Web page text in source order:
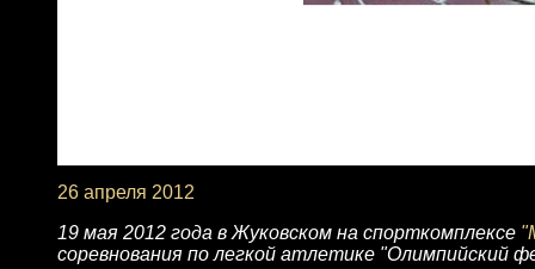
26 апреля 2012
19 мая 2012 года в Жуковском на спорткомплексе
соревнования по легкой атлетике "Олимпийский